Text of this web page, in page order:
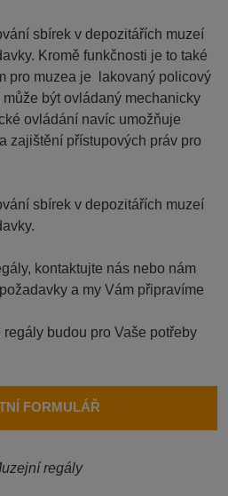
sbírek v depozitářích muzeí
Kromě funkčnosti je to také
pro muzea je lakovaný policový
být ovládaný mechanicky
ovládání navíc umožňuje
zajištění přístupových práv pro
sbírek v depozitářích muzeí
kontaktujte nás nebo nám
a my Vám připravíme
budou pro Vaše potřeby
FORMULÁŘ